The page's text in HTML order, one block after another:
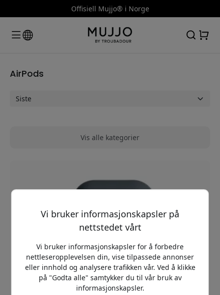
Offisiell Mujjo® i Norge
AirPods
Vis alle kategorier
MUJJO-AP-001-BS
Mujjo Echelon AirPods Pro-etui for 2. generasjon, i
økologisk lær, med trådløs lading - Basalt
Vi bruker informasjonskapsler på
nettstedet vårt
Vi bruker informasjonskapsler for å forbedre
nettleseropplevelsen din, vise tilpassede annonser
eller innhold og analysere trafikken vår. Ved å klikke
på "Godta alle" samtykker du til vår bruk av
informasjonskapsler.